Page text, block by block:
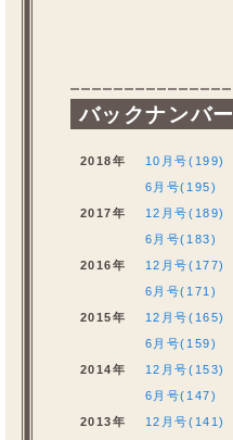
バックナンバー
2018年 10月号(199)
6月号(195)
2017年
12月号(189)
6月号(183)
2016年
12月号(177)
6月号(171)
2015年
12月号(165)
6月号(159)
2014年
12月号(153)
6月号(147)
2013年
12月号(141)